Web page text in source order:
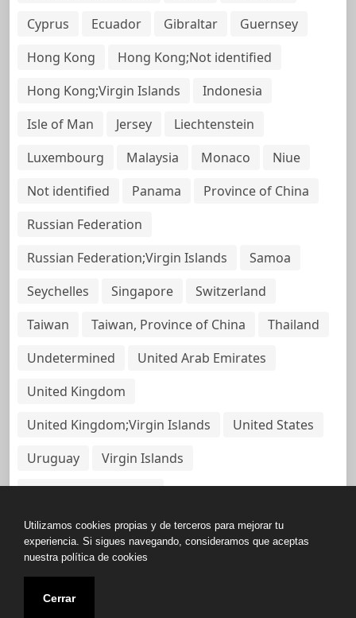
Cyprus
Ecuador Gibraltar
Guernsey
Hong Kong
Hong Kong;Not identified
Hong Kong;Virgin Islands
Indonesia
Isle of Man
Jersey
Liechtenstein
Luxembourg
Malaysia Monaco
Niue
Not identified
Panama
Province of China
Russian Federation
Russian Federation;Virgin Islands
Samoa
Seychelles
Singapore
Switzerland
Taiwan
Taiwan, Province of China
Thailand
Undetermined
United Arab Emirates
United Kingdom
United Kingdom;Virgin Islands
United States
Uruguay
Virgin Islands
Virgin Islands, British
Copyright © All rights reserved.
Utilizamos cookies propias y de terceros para mejorar tu
experiencia. Si sigues navegando, consideramos que aceptas
nuestra política de cookies
Cerrar